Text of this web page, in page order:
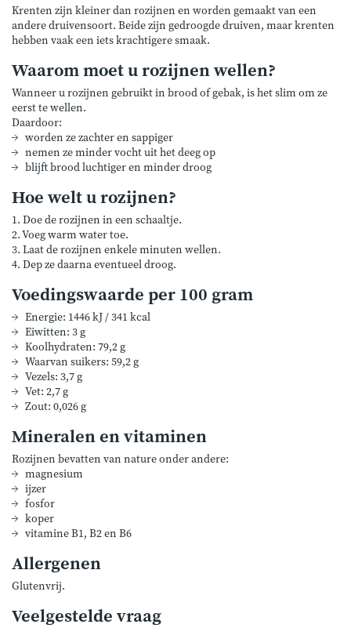
Krenten zijn kleiner dan rozijnen en worden gemaakt van een
andere druivensoort. Beide zijn gedroogde druiven, maar krenten
hebben vaak een iets krachtigere smaak.
Waarom moet u rozijnen wellen?
Wanneer u rozijnen gebruikt in brood of gebak, is het slim om ze
eerst te wellen.
Daardoor:
worden ze zachter en sappiger
nemen ze minder vocht uit het deeg op
blijft brood luchtiger en minder droog
Hoe welt u rozijnen?
1. Doe de rozijnen in een schaaltje.
2. Voeg warm water toe.
3. Laat de rozijnen enkele minuten wellen.
4. Dep ze daarna eventueel droog.
Voedingswaarde per 100 gram
Energie: 1446 kJ / 341 kcal
Eiwitten: 3 g
Koolhydraten: 79,2 g
Waarvan suikers: 59,2 g
Vezels: 3,7 g
Vet: 2,7 g
Zout: 0,026 g
Mineralen en vitaminen
Rozijnen bevatten van nature onder andere:
magnesium
ijzer
fosfor
koper
vitamine B1, B2 en B6
Allergenen
Glutenvrij.
Veelgestelde vraag